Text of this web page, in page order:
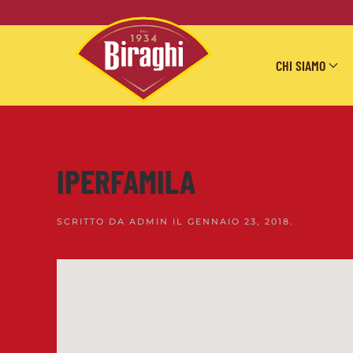
Skip to main content
CHI SIAMO
IPERFAMILA
SCRITTO DA ADMIN IL GENNAIO 23, 2018.